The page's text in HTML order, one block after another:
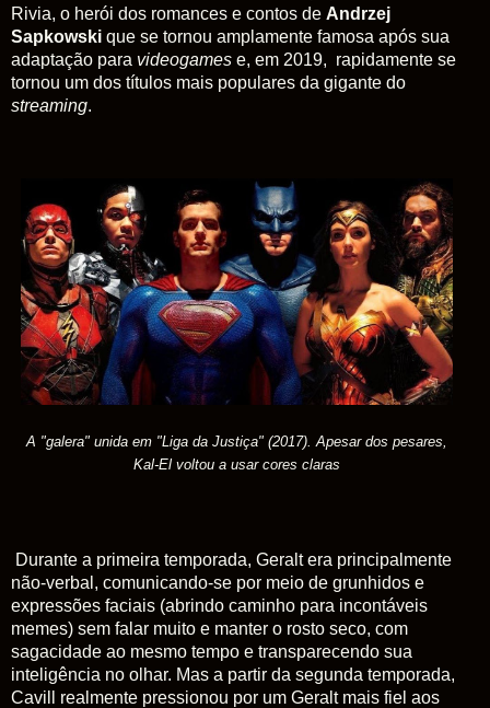
Rivia, o herói dos romances e contos de Andrzej
Sapkowski que se tornou amplamente famosa após sua
adaptação para videogames e, em 2019, rapidamente se
tornou um dos títulos mais populares da gigante do
streaming.
A "galera" unida em "Liga da Justiça" (2017). Apesar dos pesares,
Kal-El voltou a usar cores claras
Durante a primeira temporada, Geralt era principalmente
não-verbal, comunicando-se por meio de grunhidos e
expressões faciais (abrindo caminho para incontáveis
memes) sem falar muito e manter o rosto seco, com
sagacidade ao mesmo tempo e transparecendo sua
inteligência no olhar. Mas a partir da segunda temporada,
Cavill realmente pressionou por um Geralt mais fiel aos